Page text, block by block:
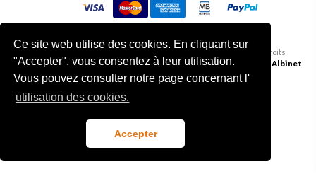
Ce site web utilise des cookies. En cliquant sur
"Accepter", vous consentez à leur utilisation.
Vous pouvez consulter notre page concernant l'
utilisation des cookies.
Accepter
Termes et conditions | Livre des plaintes
© 2026 Churralux. Tous droits
réservés | Développé par Albinet